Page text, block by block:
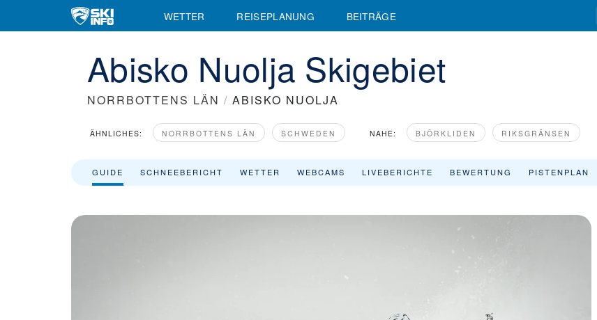
WETTER REISEPLANUNG BEITRÄGE
Abisko Nuolja Skigebiet
NORRBOTTENS LÄN / ABISKO NUOLJA
ÄHNLICHES: NORRBOTTENS LÄN SCHWEDEN NAHE: BJÖRKLIDEN RIKSGRÄNSEN
GUIDE SCHNEEBERICHT WETTER WEBCAMS LIVEBERICHTE BEWERTUNG PISTENPLAN